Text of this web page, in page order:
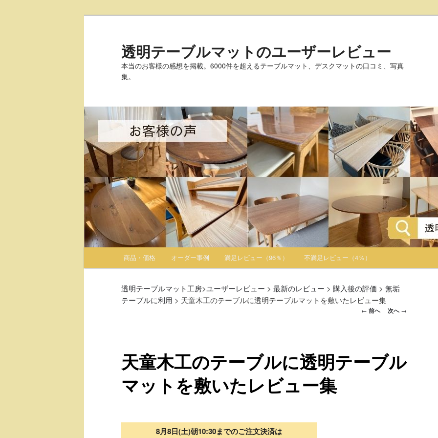
透明テーブルマットのユーザーレビュー
本当のお客様の感想を掲載。6000件を超えるテーブルマット、デスクマットの口コミ、写真
集。
メインメニュー
メインコンテンツへ移動
サブコンテンツへ移動
商品・価格 オーダー事例 満足レビュー（96％） 不満足レビュー（4％）
透明テーブルマット工房>ユーザーレビュー > 最新のレビュー > 購入後の評価 > 無垢
テーブルに利用 > 天童木工のテーブルに透明テーブルマットを敷いたレビュー集
投稿ナビゲー
← 前へ 次へ→
天童木工のテーブルに透明テーブル
マットを敷いたレビュー集
8月8日(土)朝10:30までのご注文決済は